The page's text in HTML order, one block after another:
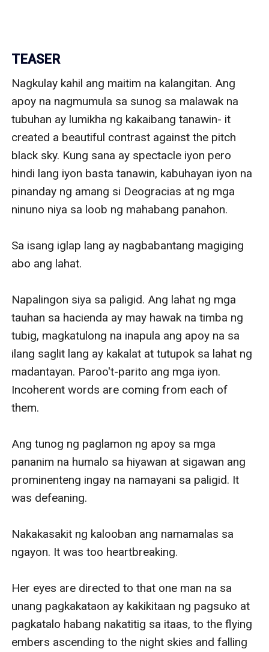
TEASER
Nagkulay kahil ang maitim na kalangitan. Ang
apoy na nagmumula sa sunog sa malawak na
tubuhan ay lumikha ng kakaibang tanawin- it
created a beautiful contrast against the pitch
black sky. Kung sana ay spectacle iyon pero
hindi lang iyon basta tanawin, kabuhayan iyon na
pinanday ng amang si Deogracias at ng mga
ninuno niya sa loob ng mahabang panahon.
Sa isang iglap lang ay nagbabantang magiging
abo ang lahat.
Napalingon siya sa paligid. Ang lahat ng mga
tauhan sa hacienda ay may hawak na timba ng
tubig, magkatulong na inapula ang apoy na sa
ilang saglit lang ay kakalat at tutupok sa lahat ng
madantayan. Paroo't-parito ang mga iyon.
Incoherent words are coming from each of
them.
Ang tunog ng paglamon ng apoy sa mga
pananim na humalo sa hiyawan at sigawan ang
prominenteng ingay na namayani sa paligid. It
was defeaning.
Nakakasakit ng kalooban ang namamalas sa
ngayon. It was too heartbreaking.
Her eyes are directed to that one man na sa
unang pagkakataon ay kakikitaan ng pagsuko at
pagkatalo habang nakatitig sa itaas, to the flying
embers ascending to the night skies and falling